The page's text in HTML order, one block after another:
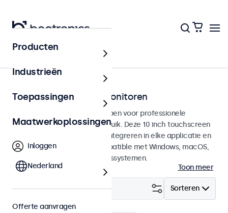
Home
10 inch touchscreen monitoren
10 inch touchscreens ontworpen voor professionele
toepassingen en continu gebruik. Deze 10 inch touchscreen
monitoren zijn eenvoudig te integreren in elke applicatie en
iedere omgeving en zijn compatible met Windows, macOS,
ChromeOS en Linux besturingssystemen.
Toon meer
Sorteren
Filter (0)
Producten
Industrieën
Toepassingen
Maatwerkoplossingen
Inloggen
Nederland
Offerte aanvragen